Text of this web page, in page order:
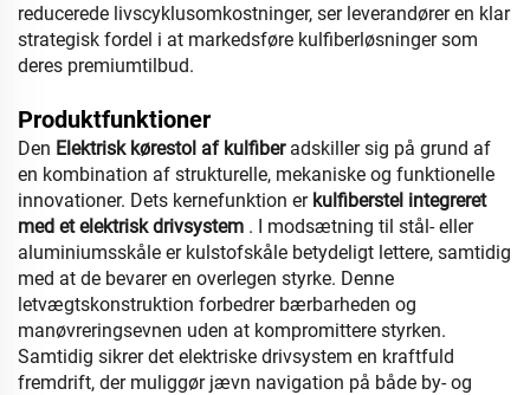
reducerede livscyklusomkostninger, ser leverandører en klar
strategisk fordel i at markedsføre kulfiberløsninger som
deres premiumtilbud.
Produktfunktioner
Den Elektrisk kørestol af kulfiber adskiller sig på grund af
en kombination af strukturelle, mekaniske og funktionelle
innovationer. Dets kernefunktion er kulfiberstel integreret
med et elektrisk drivsystem . I modsætning til stål- eller
aluminiumsskåle er kulstofskåle betydeligt lettere, samtidig
med at de bevarer en overlegen styrke. Denne
letvægtskonstruktion forbedrer bærbarheden og
manøvreringsevnen uden at kompromittere styrken.
Samtidig sikrer det elektriske drivsystem en kraftfuld
fremdrift, der muliggør jævn navigation på både by- og